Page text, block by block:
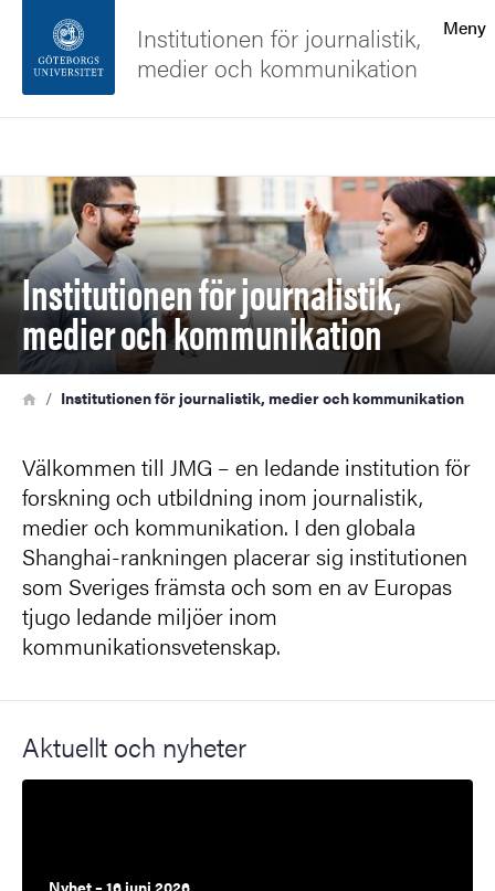
Sidfoten
Om webbplatsen
Meny
Institutionen för journalistik,
medier och kommunikation
Institutionen för journalistik,
medier och kommunikation
Bild
Länkstig
HemInstitutionen för journalistik, medier och kommunikation
Välkommen till JMG – en ledande institution för
forskning och utbildning inom journalistik,
medier och kommunikation. I den globala
Shanghai-rankningen placerar sig institutionen
som Sveriges främsta och som en av Europas
tjugo ledande miljöer inom
kommunikationsvetenskap.
Aktuellt och nyheter